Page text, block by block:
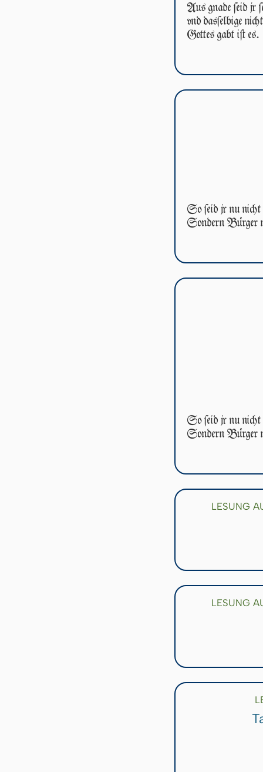
Aus gnade ſeid jr
vnd das­ſel­bi­ge
Got­tes gabt iſt es.
So ſeid jr nu nicht
Son­dern Bürger
So ſeid jr nu nicht
Son­dern Bürger
LESUNG
LESUNG